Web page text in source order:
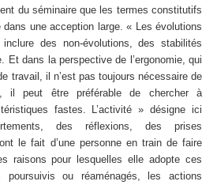
du séminaire que les termes constitutifs
une acception large. « Les évolutions
des non-évolutions, des stabilités
Et dans la perspective de l’ergonomie, qui
travail, il n’est pas toujours nécessaire de
il peut être préférable de chercher à
fastes. L’activité » désigne ici
des réflexions, des prises
le fait d’une personne en train de faire
raisons pour lesquelles elle adopte ces
poursuivis ou réaménagés, les actions